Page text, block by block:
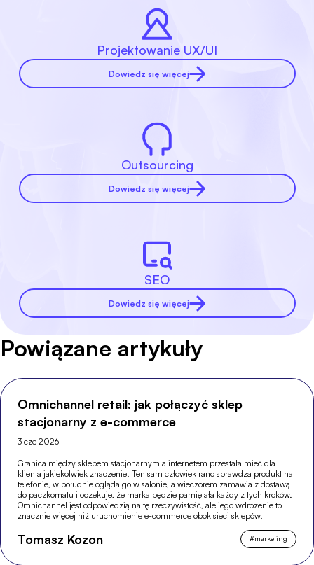
Projektowanie UX/UI
Dowiedz się więcej
Outsourcing
Dowiedz się więcej
SEO
Dowiedz się więcej
Powiązane artykuły
Omnichannel retail: jak połączyć sklep
stacjonarny z e-commerce
3 cze 2026
Granica między sklepem stacjonarnym a internetem przestała mieć dla
klienta jakiekolwiek znaczenie. Ten sam człowiek rano sprawdza produkt na
telefonie, w południe ogląda go w salonie, a wieczorem zamawia z dostawą
do paczkomatu i oczekuje, że marka będzie pamiętała każdy z tych kroków.
Omnichannel jest odpowiedzią na tę rzeczywistość, ale jego wdrożenie to
znacznie więcej niż uruchomienie e-commerce obok sieci sklepów.
Tomasz Kozon #marketing